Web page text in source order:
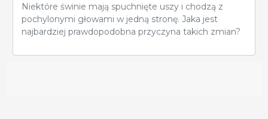
Niektóre świnie mają spuchnięte uszy i chodzą z
pochylonymi głowami w jedną stronę. Jaka jest
najbardziej prawdopodobna przyczyna takich zmian?